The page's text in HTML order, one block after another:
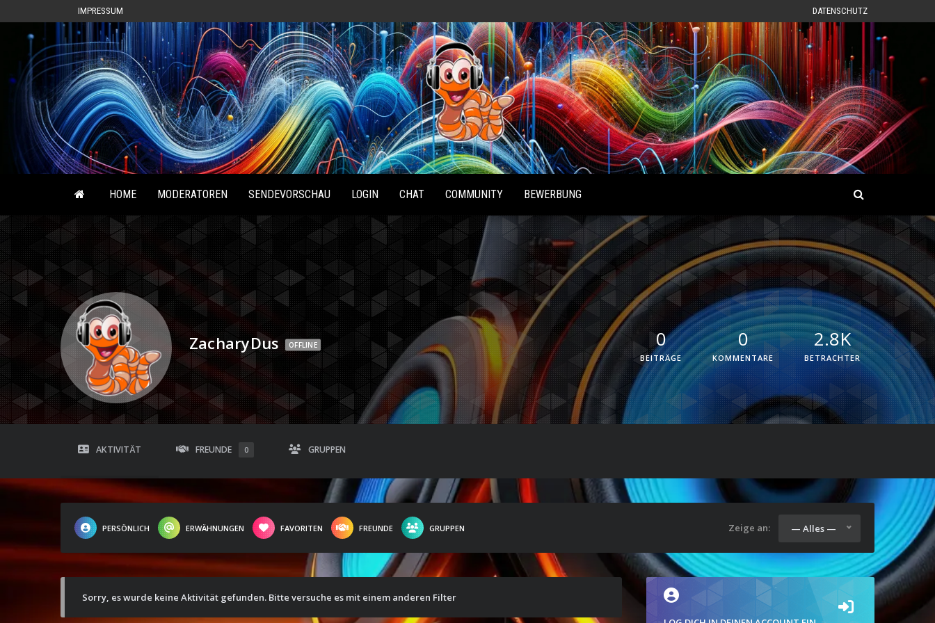
IMPRESSUM DATENSCHUTZ
Radio
Waterlu
HOME MODERATOREN SENDEVORSCHAU LOGIN CHAT COMMUNITY BEWERBUNG
ZacharyDus OFFLINE 0
BEITRÄGE
0
KOMMENTARE
2.8K
BETRACHTER
AKTIVITÄT FREUNDE 0 GRUPPEN
PERSÖNLICH ERWÄHNUNGEN FAVORITEN FREUNDE GRUPPEN Zeige an: — Alles —
Sorry, es wurde keine Aktivität gefunden. Bitte versuche es mit einem anderen Filter